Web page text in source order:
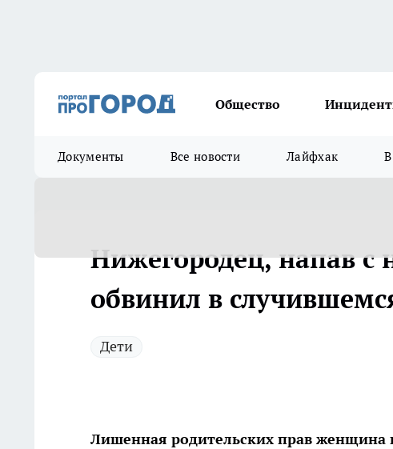
Общество
Документы Все новости Лайфхак
Нижегородец, напав
обвинил в
Дети
Лишенная родительских прав женщина